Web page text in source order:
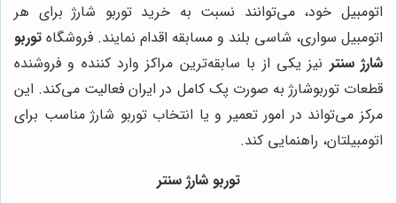
اتومبیل خود، می‌توانند نسبت به خرید توربو شارژ برای هر
اتومبیل سواری، شاسی بلند و مسابقه اقدام نمایند. فروشگاه توربو
شارژ سنتر نیز یکی از با سابقه‌ترین مراکز وارد کننده و فروشنده
قطعات توربوشارژ به صورت پک کامل در ایران فعالیت می‌کند. این
مرکز می‌تواند در امور تعمیر و یا انتخاب توربو شارژ مناسب برای
اتومبیلتان، راهنمایی کند.
توربو شارژ سنتر